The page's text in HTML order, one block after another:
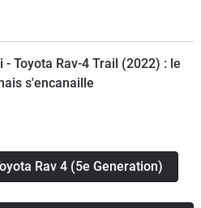
- Toyota Rav-4 Trail (2022) : le
s'encanaille
Rav 4 (5e Generation)